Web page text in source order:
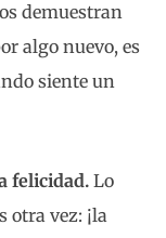
demuestran
algo nuevo, es
siente un
felicidad. Lo
otra vez: ¡la